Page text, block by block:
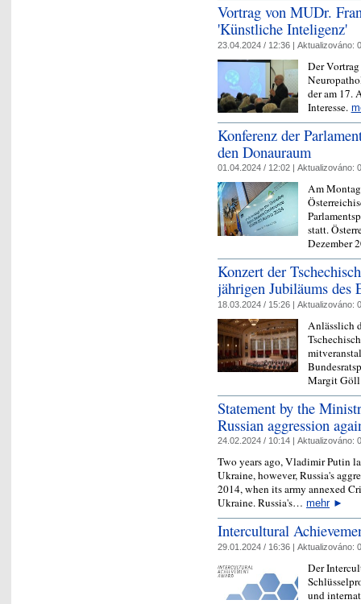
Vortrag von MUDr.
'Künstliche Inteligenz'
23.04.2024 / 12:36 | Aktualizováno:
Der
der am 17.
Interesse.
Konferenz der
den Donauraum
01.04.2024 / 12:02 | Aktualizováno:
Am
statt.
Dezember
Konzert der
jährigen Jubiläums des
18.03.2024 / 15:26 | Aktualizováno:
Anlässlich
Margit
Statement by the
Russian aggression
24.02.2024 / 10:14 | Aktualizováno:
Two years ago, Vladimir Putin
Ukraine, however, Russia's
2014, when its army annexed
Ukraine. Russia's… mehr►
Intercultural
29.01.2024 / 16:36 | Aktualizováno:
Der
und